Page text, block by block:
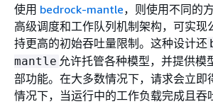
使用 bedrock-mantle，则使用不同的
高级调度和工作队列机制架构，可实现
持更高的初始吞吐量限制。这种设计还
mantle 允许托管各种模型，并提供模
部功能。在大多数情况下，请求会立即
情况下，当运行中的工作负载完成且吞